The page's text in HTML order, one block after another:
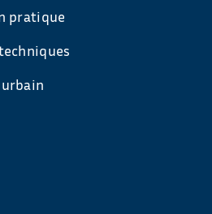
pratique